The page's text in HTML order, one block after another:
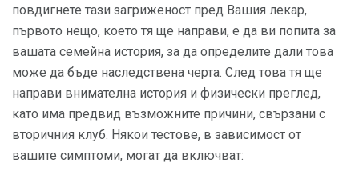
повдигнете тази загриженост пред Вашия лекар,
първото нещо, което тя ще направи, е да ви попита за
вашата семейна история, за да определите дали това
може да бъде наследствена черта. След това тя ще
направи внимателна история и физически преглед,
като има предвид възможните причини, свързани с
вторичния клуб. Някои тестове, в зависимост от
вашите симптоми, могат да включват: